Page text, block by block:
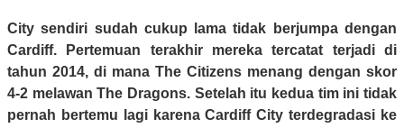
City sendiri sudah cukup lama tidak berjumpa dengan
Cardiff. Pertemuan terakhir mereka tercatat terjadi di
tahun 2014, di mana The Citizens menang dengan skor
4-2 melawan The Dragons. Setelah itu kedua tim ini tidak
pernah bertemu lagi karena Cardiff City terdegradasi ke